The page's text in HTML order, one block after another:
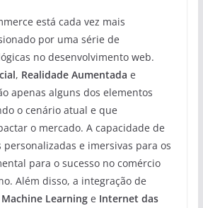
está cada vez mais
por uma série de
no desenvolvimento web.
, Realidade Aumentada e
apenas alguns dos elementos
o cenário atual e que
o mercado. A capacidade de
e imersivas para os
para o sucesso no comércio
Além disso, a integração de
Machine Learninge Internet das